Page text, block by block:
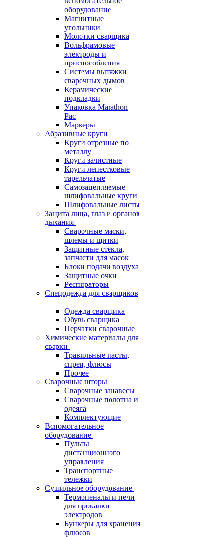
оборудование
Магнитные
угольники
Молотки сварщика
Вольфрамовые
электроды и
приспособления
Системы вытяжки
сварочных дымов
Керамические
подкладки
Упаковка Marathon
Pac
Маркеры
Абразивные круги
Круги отрезные по
металлу
Круги зачистные
Круги лепестковые
тарельчатые
Самозацепляемые
шлифовальные круги
Шлифовальные листы
Защита лица, глаз и органов
дыхания
Сварочные маски,
шлемы и щитки
Защитные стекла,
запчасти для масок
Блоки подачи воздуха
Защитные очки
Респираторы
Спецодежда для сварщиков
Одежда сварщика
Обувь сварщика
Перчатки сварочные
Химические материалы для
сварки
Травильные пасты,
спреи, флюсы
Прочее
Сварочные шторы
Сварочные занавесы
Сварочные полотна и
одеяла
Комплектующие
Вспомогательное
оборудование
Пульты
дистанционного
управления
Транспортные
тележки
Сушильное оборудование
Термопеналы и печи
для прокалки
электродов
Бункеры для хранения
флюсов